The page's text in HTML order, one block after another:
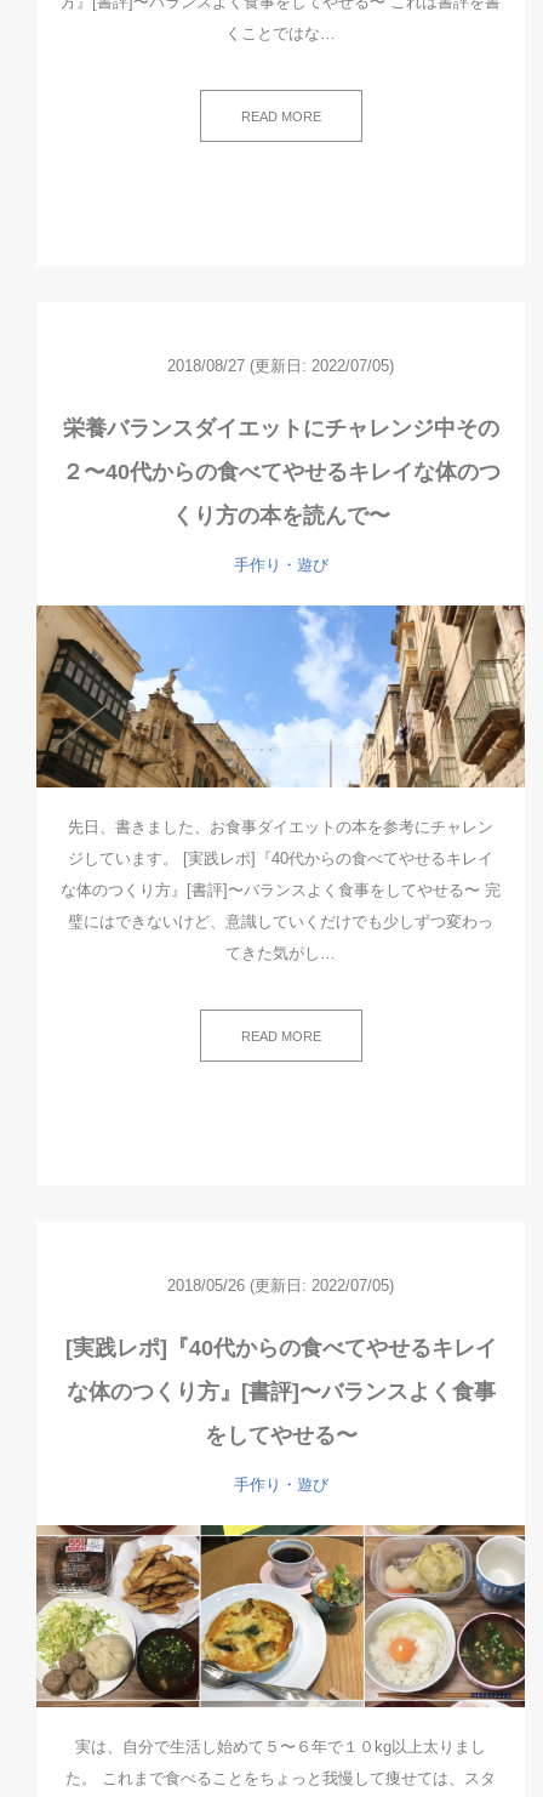
くことではな…
READ MORE
2018/08/27 (更新日: 2022/07/05)
栄養バランスダイエットにチャレンジ中その
２〜40代からの食べてやせるキレイな体のつ
くり方の本を読んで〜
手作り・遊び
先日、書きました、お食事ダイエットの本を参考にチャレン
ジしています。 [実践レポ]『40代からの食べてやせるキレイ
な体のつくり方』[書評]〜バランスよく食事をしてやせる〜 完
璧にはできないけど、意識していくだけでも少しずつ変わっ
てきた気がし…
READ MORE
2018/05/26 (更新日: 2022/07/05)
[実践レポ]『40代からの食べてやせるキレイ
な体のつくり方』[書評]〜バランスよく食事
をしてやせる〜
手作り・遊び
実は、自分で生活し始めて５〜６年で１０kg以上太りまし
た。 これまで食べることをちょっと我慢して痩せては、スタ